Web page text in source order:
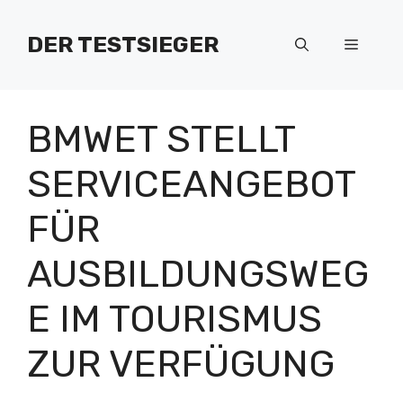
Inhalt
springenDER TESTSIEGER Menü
BMWET STELLT
SERVICEANGEBOT
FÜR
AUSBILDUNGSWEG
E IM TOURISMUS
ZUR VERFÜGUNG